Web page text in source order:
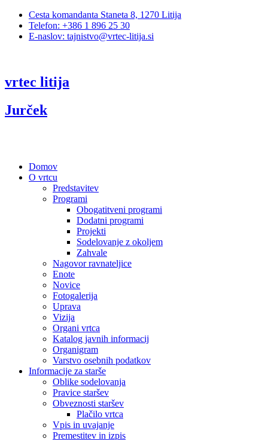
Cesta komandanta Staneta 8, 1270 Litija
Telefon: +386 1 896 25 30
E-naslov: tajnistvo@vrtec-litija.si
vrtec litija
Jurček
Domov
O vrtcu
Predstavitev
Programi
Obogatitveni programi
Dodatni programi
Projekti
Sodelovanje z okoljem
Zahvale
Nagovor ravnateljice
Enote
Novice
Fotogalerija
Uprava
Vizija
Organi vrtca
Katalog javnih informacij
Organigram
Varstvo osebnih podatkov
Informacije za starše
Oblike sodelovanja
Pravice staršev
Obveznosti staršev
Plačilo vrtca
Vpis in uvajanje
Premestitev in izpis